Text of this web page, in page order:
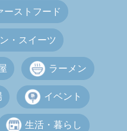
ーストフード
・スイーツ
ラーメン
イベント
生活・暮らし